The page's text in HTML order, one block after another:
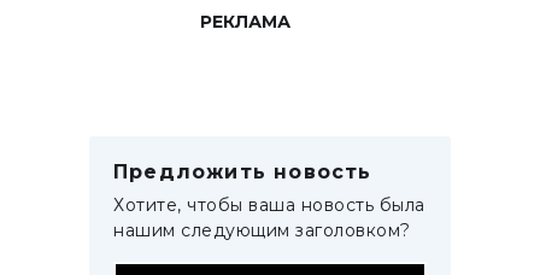
РЕКЛАМА
Предложить новость
Хотите, чтобы ваша новость была
нашим следующим заголовком?